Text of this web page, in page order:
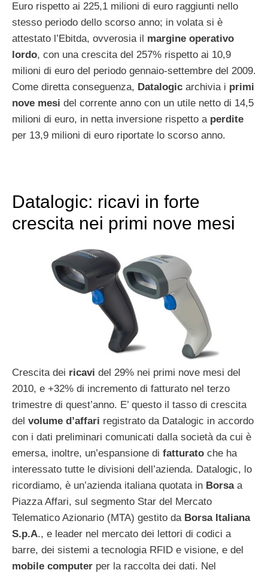
Euro rispetto ai 225,1 milioni di euro raggiunti nello
stesso periodo dello scorso anno; in volata si è
attestato l’Ebitda, ovverosia il margine operativo
lordo, con una crescita del 257% rispetto ai 10,9
milioni di euro del periodo gennaio-settembre del 2009.
Come diretta conseguenza, Datalogic archivia i primi
nove mesi del corrente anno con un utile netto di 14,5
milioni di euro, in netta inversione rispetto a perdite
per 13,9 milioni di euro riportate lo scorso anno.
Datalogic: ricavi in forte
crescita nei primi nove mesi
Crescita dei ricavi del 29% nei primi nove mesi del
2010, e +32% di incremento di fatturato nel terzo
trimestre di quest’anno. E’ questo il tasso di crescita
del volume d’affari registrato da Datalogic in accordo
con i dati preliminari comunicati dalla società da cui è
emersa, inoltre, un’espansione di fatturato che ha
interessato tutte le divisioni dell’azienda. Datalogic, lo
ricordiamo, è un’azienda italiana quotata in Borsaa
Piazza Affari, sul segmento Star del Mercato
Telematico Azionario (MTA) gestito da Borsa Italiana
S.p.A., e leader nel mercato dei lettori di codici a
barre, dei sistemi a tecnologia RFID e visione, e del
mobile computer per la raccolta dei dati. Nel